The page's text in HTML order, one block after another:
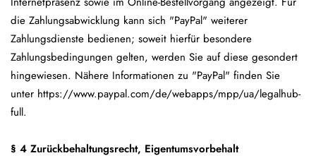
die Zahlungsabwicklung kann sich "PayPal" weiterer
Zahlungsdienste bedienen; soweit hierfür besondere
Zahlungsbedingungen gelten, werden Sie auf diese gesondert
hingewiesen. Nähere Informationen zu "PayPal" finden Sie
unter https://www.paypal.com/de/webapps/mpp/ua/legalhub-
full.
§ 4 Zurückbehaltungsrecht, Eigentumsvorbehalt